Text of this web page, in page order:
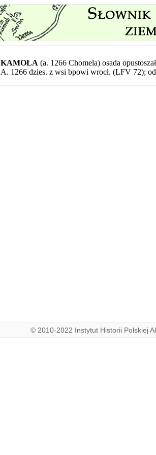
KAMOŁA (a. 1266 Chomela) osada
A. 1266 dzies. z wsi bpowi wrocł. (LFV 72);
© 2010-2022 Instytut Historii Polskiej